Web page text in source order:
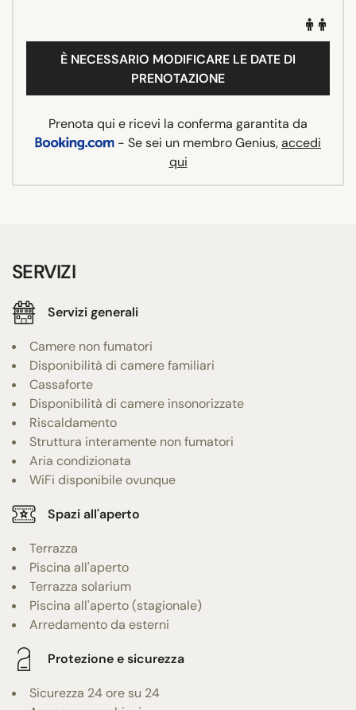
È NECESSARIO MODIFICARE LE DATE DI
PRENOTAZIONE
Prenota qui e ricevi la conferma garantita da
- Se sei un membro Genius,accedi
qui
SERVIZI
Servizi generali
Camere non fumatori
Disponibilità di camere familiari
Cassaforte
Disponibilità di camere insonorizzate
Riscaldamento
Struttura interamente non fumatori
Aria condizionata
WiFi disponibile ovunque
Spazi all'aperto
Terrazza
Piscina all'aperto
Terrazza solarium
Piscina all'aperto (stagionale)
Arredamento da esterni
Protezione e sicurezza
Sicurezza 24 ore su 24